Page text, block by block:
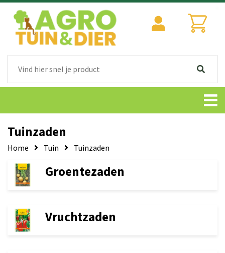
Tuinzaden
Home Tuin Tuinzaden
Groentezaden
Vruchtzaden